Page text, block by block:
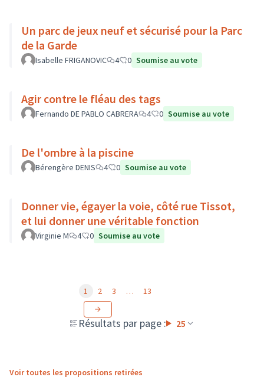
Un parc de jeux neuf et sécurisé pour la Parc
de la Garde
Isabelle FRIGANOVIC 4 0 Soumise au vote
Agir contre le fléau des tags
Fernando DE PABLO CABRERA 4 0 Soumise au vote
De l'ombre à la piscine
Bérengère DENIS 4 0 Soumise au vote
Donner vie, égayer la voie, côté rue Tissot,
et lui donner une véritable fonction
Virginie M 4 0 Soumise au vote
Résultats par page : 25
1 2 3 … 13
Voir toutes les propositions retirées